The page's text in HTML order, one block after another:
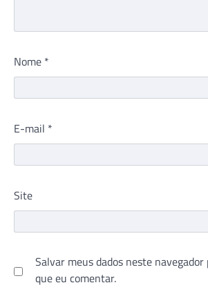
Nome *
E-mail *
Site
Salvar meus dados neste
que eu comentar.